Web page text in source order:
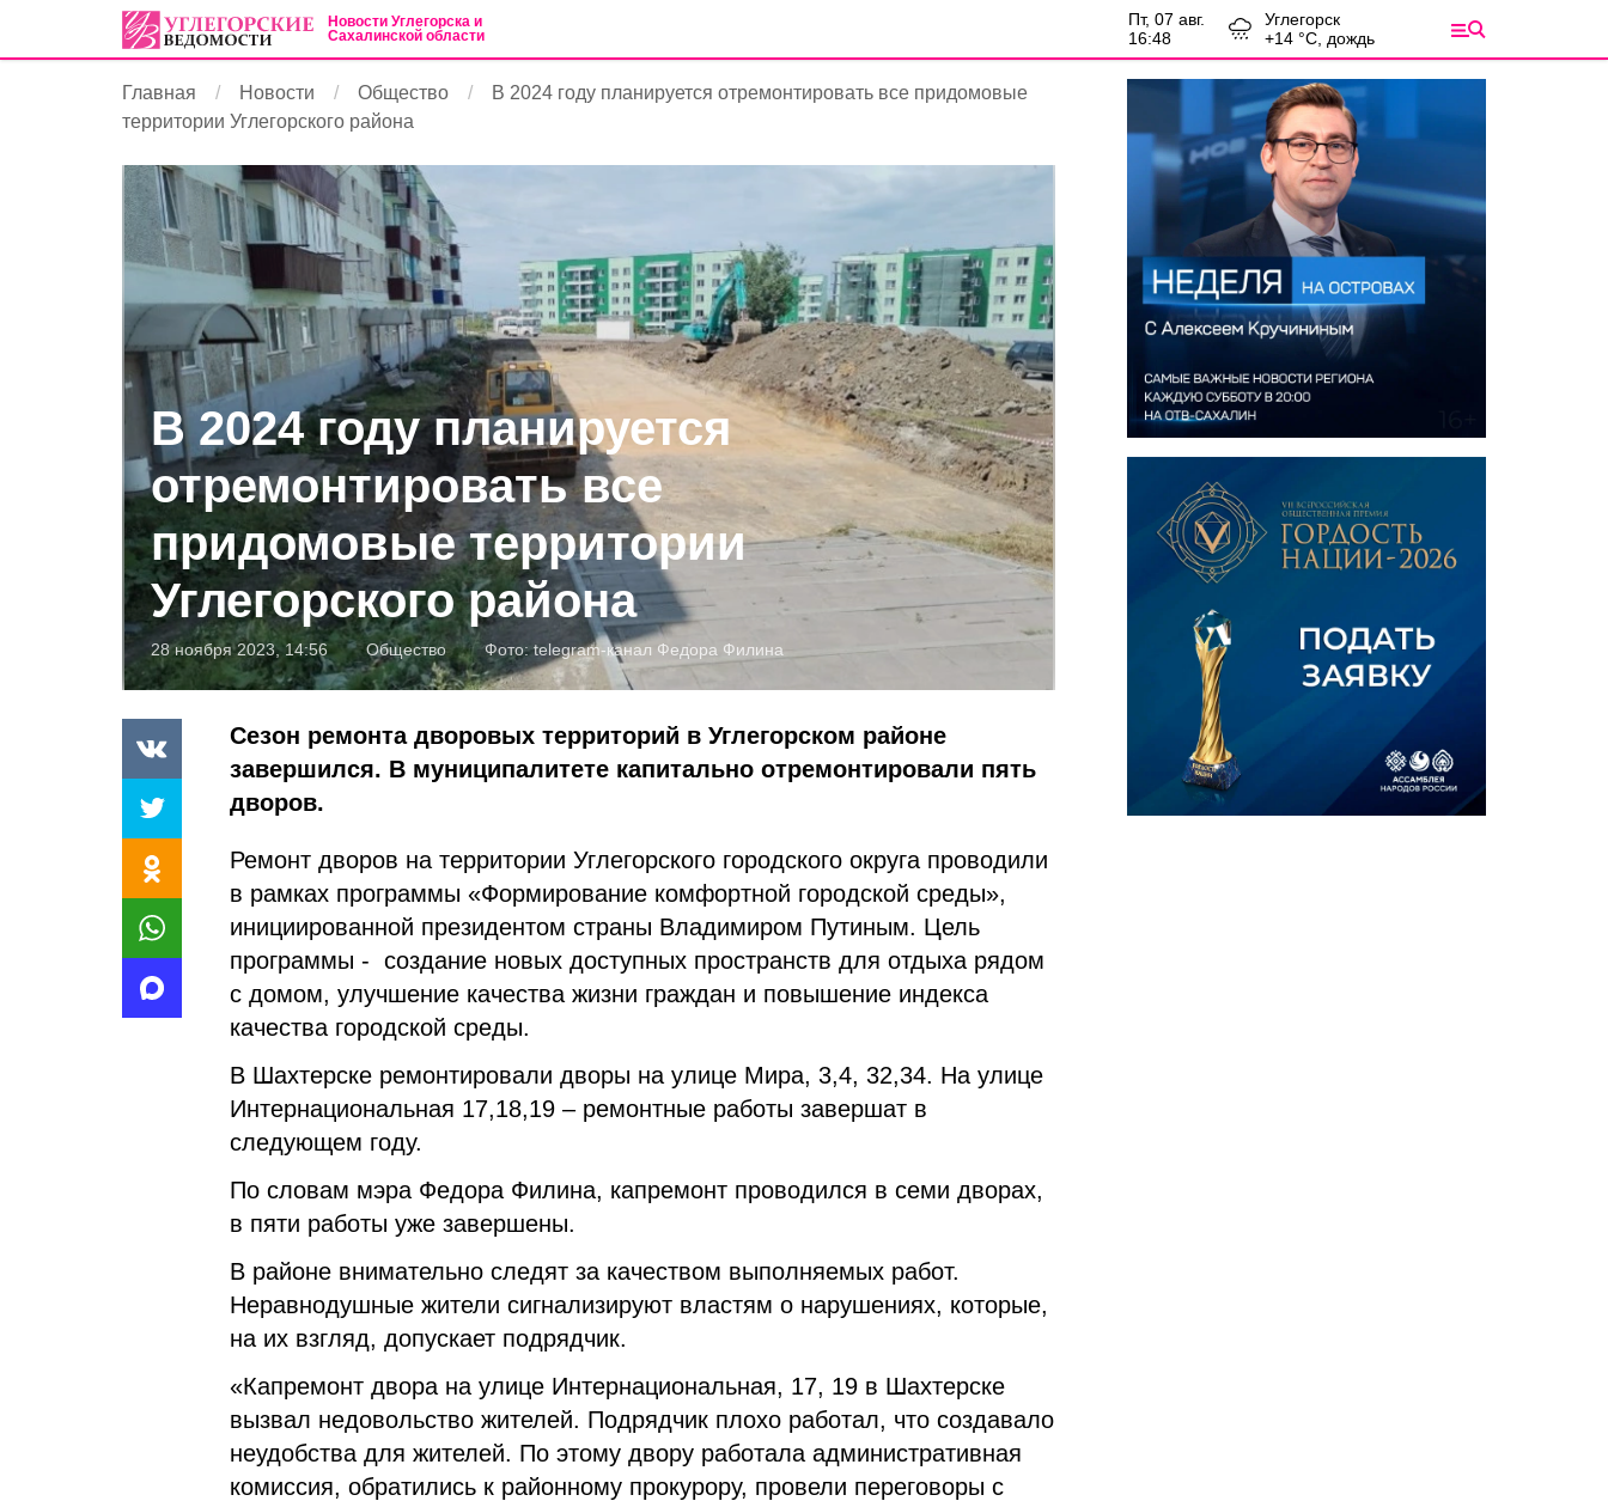
Новости Углегорска и
Сахалинской области
пт, 07 авг.
16:48
Углегорск
+14 °С, дождь
Главная Новости Общество
В 2024 году планируется отремонтировать все придомовые
территории Углегорского района
В 2024 году планируется
отремонтировать все
придомовые территории
Углегорского района
28 ноября 2023, 14:56 Общество Фото:telegram-канал Федора Филина
Сезон ремонта дворовых территорий в Углегорском районе
завершился. В муниципалитете капитально отремонтировали пять
дворов.
Ремонт дворов на территории Углегорского городского округа проводили
в рамках программы «Формирование комфортной городской среды»,
инициированной президентом страны Владимиром Путиным. Цель
программы - создание новых доступных пространств для отдыха рядом
с домом, улучшение качества жизни граждан и повышение индекса
качества городской среды.
В Шахтерске ремонтировали дворы на улице Мира, 3,4, 32,34. На улице
Интернациональная 17,18,19 – ремонтные работы завершат в
следующем году.
По словам мэра Федора Филина, капремонт проводился в семи дворах,
в пяти работы уже завершены.
В районе внимательно следят за качеством выполняемых работ.
Неравнодушные жители сигнализируют властям о нарушениях, которые,
на их взгляд, допускает подрядчик.
«Капремонт двора на улице Интернациональная, 17, 19 в Шахтерске
вызвал недовольство жителей. Подрядчик плохо работал, что создавало
неудобства для жителей. По этому двору работала административная
комиссия, обратились к районному прокурору, провели переговоры с